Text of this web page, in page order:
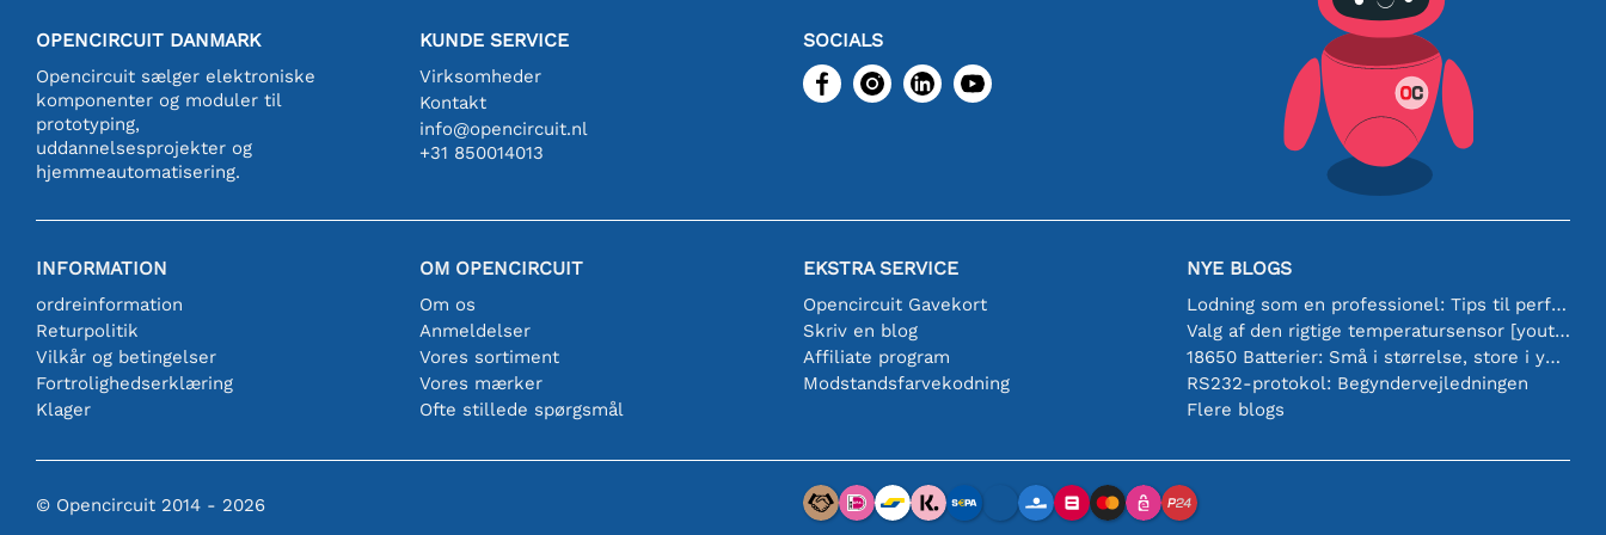
OPENCIRCUIT DANMARK
Opencircuit sælger elektroniske
komponenter og moduler til
prototyping,
uddannelsesprojekter og
hjemmeautomatisering.
KUNDE SERVICE
Virksomheder
Kontakt
info@opencircuit.nl
+31 850014013
SOCIALS
INFORMATION
ordreinformation
Returpolitik
Vilkår og betingelser
Fortrolighedserklæring
Klager
OM OPENCIRCUIT
Om os
Anmeldelser
Vores sortiment
Vores mærker
Ofte stillede spørgsmål
EKSTRA SERVICE
Opencircuit Gavekort
Skriv en blog
Affiliate program
Modstandsfarvekodning
NYE BLOGS
Lodning som en professionel: Tips til perfekte elektroniske forbindelser
Valg af den rigtige temperatursensor [youtube]
18650 Batterier: Små i størrelse, store i ydeevne
RS232-protokol: Begyndervejledningen
Flere blogs
© Opencircuit 2014 - 2026